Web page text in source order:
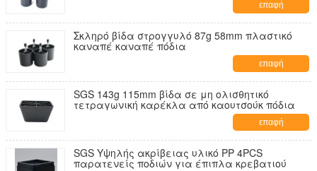
επαφή
Σκληρό βίδα στρογγυλό 87g 58mm πλαστικό
καναπέ καναπέ πόδια
επαφή
SGS 143g 115mm βίδα σε μη ολισθητικό
τετραγωνική καρέκλα από καουτσούκ πόδια
επαφή
SGS Υψηλής ακρίβειας υλικό PP 4PCS
παρατενείς ποδιών για έπιπλα κρεβατιού